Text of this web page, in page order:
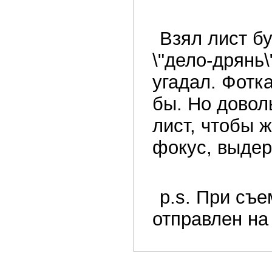
Взял лист
\"дело-
угадал.
бы. Но
лист, чтобы
фокус,
p.s. При
отправлен